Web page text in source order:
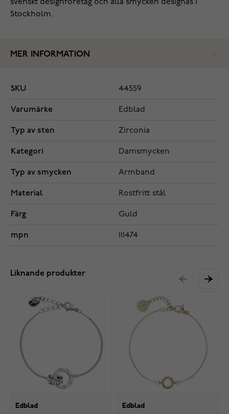
svenskt designföretag och alla smycken designas i
Stockholm.
MER INFORMATION
SKU 44559
Varumärke Edblad
Typ av sten Zirconia
Kategori Damsmycken
Typ av smycken Armband
Material Rostfritt stål
Färg Guld
mpn 111474
Liknande produkter
Edblad Edblad